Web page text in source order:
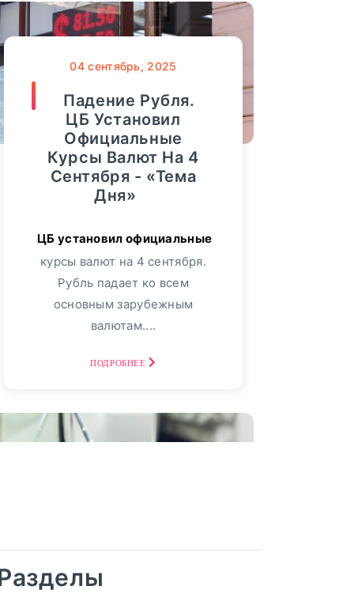
04 сентябрь, 2025
Падение Рубля.
ЦБ Установил
Официальные
Курсы Валют На 4
Сентября - «Тема
Дня»
курсы валют на 4 сентября.
Рубль падает ко всем
основным зарубежным
валютам....
ПОДРОБНЕЕ
Доллара, Евро И
Юаня На 4
Сентября - «Тема